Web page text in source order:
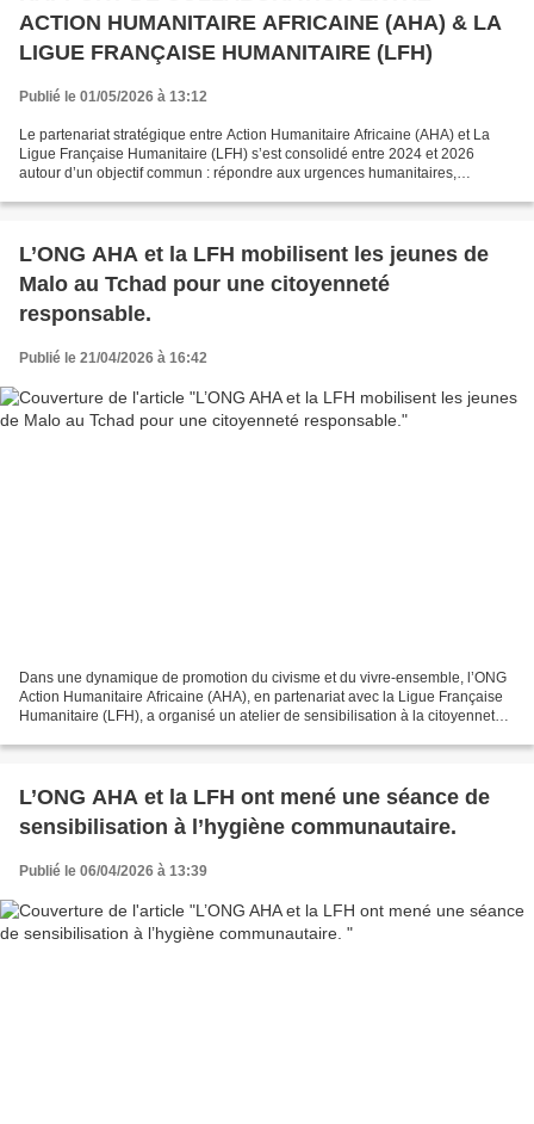
ACTION HUMANITAIRE AFRICAINE (AHA) & LA
LIGUE FRANÇAISE HUMANITAIRE (LFH)
Publié le 01/05/2026 à 13:12
Le partenariat stratégique entre Action Humanitaire Africaine (AHA) et La
Ligue Française Humanitaire (LFH) s’est consolidé entre 2024 et 2026
autour d’un objectif commun : répondre aux urgences humanitaires,
L’ONG AHA et la LFH mobilisent les jeunes de
Malo au Tchad pour une citoyenneté
responsable.
Publié le 21/04/2026 à 16:42
Dans une dynamique de promotion du civisme et du vivre-ensemble, l’ONG
Action Humanitaire Africaine (AHA), en partenariat avec la Ligue Française
Humanitaire (LFH), a organisé un atelier de sensibilisation à la citoyenneté
L’ONG AHA et la LFH ont mené une séance de
sensibilisation à l’hygiène communautaire.
Publié le 06/04/2026 à 13:39